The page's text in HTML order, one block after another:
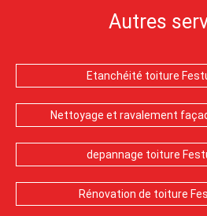
Autres
Etanchéité toiture
Nettoyage et ravalement
depannage toiture
Rénovation de toiture